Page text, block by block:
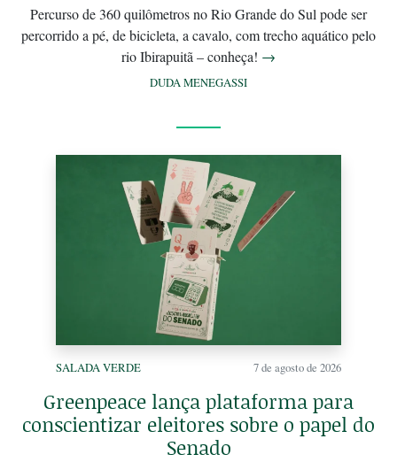
Percurso de 360 quilômetros no Rio Grande do Sul pode ser
percorrido a pé, de bicicleta, a cavalo, com trecho aquático pelo
rio Ibirapuitã – conheça! →
DUDA MENEGASSI
SALADA VERDE 7 de agosto de 2026
Greenpeace lança plataforma para
conscientizar eleitores sobre o papel do
Senado